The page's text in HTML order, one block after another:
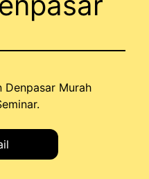
Denpasar Murah